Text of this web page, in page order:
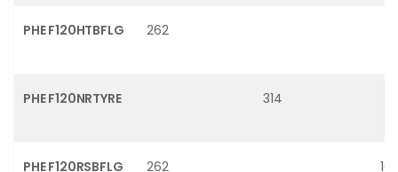
PHE F120HTBFLG 262
PHE F120NRTYRE 314
PHE F120RSBFLG 262